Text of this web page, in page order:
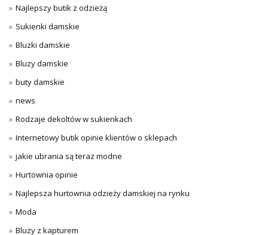
Najlepszy butik z odzieżą
Sukienki damskie
Bluzki damskie
Bluzy damskie
buty damskie
news
Rodzaje dekoltów w sukienkach
Internetowy butik opinie klientów o sklepach
jakie ubrania są teraz modne
Hurtownia opinie
Najlepsza hurtownia odzieży damskiej na rynku
Moda
Bluzy z kapturem